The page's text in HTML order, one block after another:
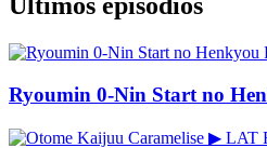
Últimos episodios
Ryoumin 0-Nin Start no
▶ LAT